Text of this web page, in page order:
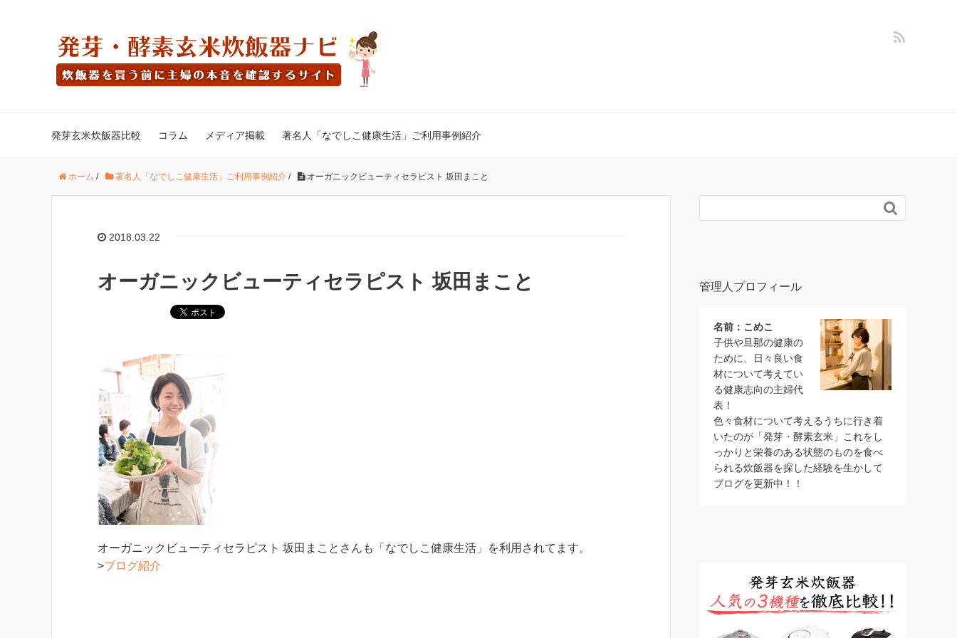
発芽玄米炊飯器比較 コラム メディア掲載 著名人「なでしこ健康生活」ご利用事例紹介
ホーム / 著名人「なでしこ健康生活」ご利用事例紹介 / オーガニックビューティセラピスト 坂田まこと
2018.03.22
オーガニックビューティセラピスト 坂田まこと
オーガニックビューティセラピスト 坂田まことさんも「なでしこ健康生活」を利用されてます。
>ブログ紹介

管理人プロフィール
名前：こめこ
子供や旦那の健康の
ために、日々良い食
材について考えてい
る健康志向の主婦代
表！
色々食材について考えるうちに行き着
いたのが「発芽・酵素玄米」これをし
っかりと栄養のある状態のものを食べ
られる炊飯器を探した経験を生かして
ブログを更新中！！